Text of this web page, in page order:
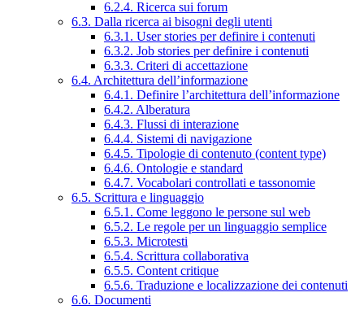
6.2.4. Ricerca sui forum
6.3. Dalla ricerca ai bisogni degli utenti
6.3.1. User stories per definire i contenuti
6.3.2. Job stories per definire i contenuti
6.3.3. Criteri di accettazione
6.4. Architettura dell’informazione
6.4.1. Definire l’architettura dell’informazione
6.4.2. Alberatura
6.4.3. Flussi di interazione
6.4.4. Sistemi di navigazione
6.4.5. Tipologie di contenuto (content type)
6.4.6. Ontologie e standard
6.4.7. Vocabolari controllati e tassonomie
6.5. Scrittura e linguaggio
6.5.1. Come leggono le persone sul web
6.5.2. Le regole per un linguaggio semplice
6.5.3. Microtesti
6.5.4. Scrittura collaborativa
6.5.5. Content critique
6.5.6. Traduzione e localizzazione dei contenuti
6.6. Documenti